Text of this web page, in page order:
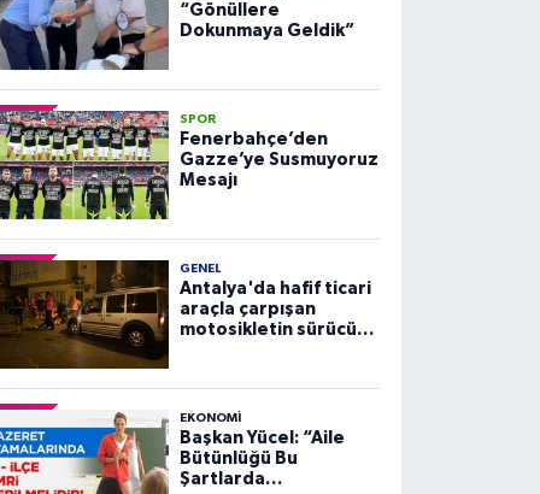
“Gönüllere
Dokunmaya Geldik”
SPOR
Fenerbahçe’den
Gazze’ye Susmuyoruz
Mesajı
GENEL
Antalya'da hafif ticari
araçla çarpışan
motosikletin sürücüsü
EKONOMI
Başkan Yücel: “Aile
Bütünlüğü Bu
Şartlarda